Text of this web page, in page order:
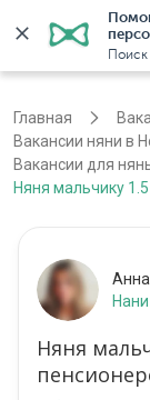
Главная
Вакансии няни в
Вакансии для
Няня мальчику
Анна
Няня